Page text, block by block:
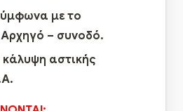
με το
– συνοδό.
αστικής